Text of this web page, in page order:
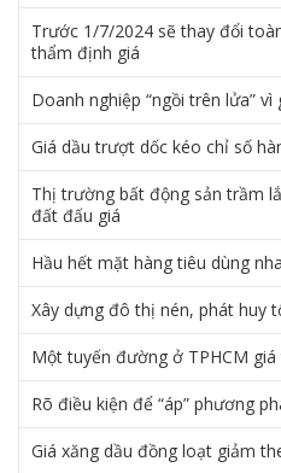
Trước 1/7/2024 sẽ thay đổi
thẩm định giá
Doanh nghiệp “ngồi trên lửa”
Giá dầu trượt dốc kéo chỉ số
Thị trường bất động sản trầm
đất đấu giá
Hầu hết mặt hàng tiêu dùng
Xây dựng đô thị nén, phát huy
Một tuyến đường ở TPHCM
Rõ điều kiện để “áp” phương
Giá xăng dầu đồng loạt giảm